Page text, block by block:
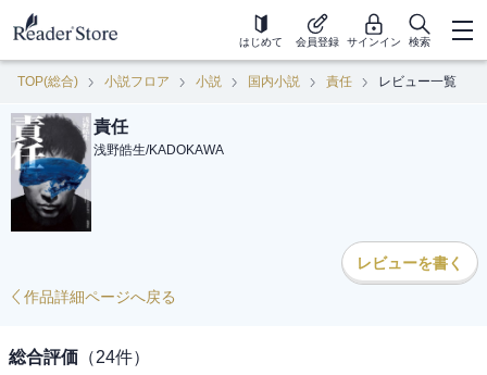
はじめて 会員登録 サインイン 検索
TOP(総合) 小説フロア 小説 国内小説 責任 レビュー一覧
責任
浅野皓生/KADOKAWA
レビューを書く
作品詳細ページへ戻る
総合評価 （24件）